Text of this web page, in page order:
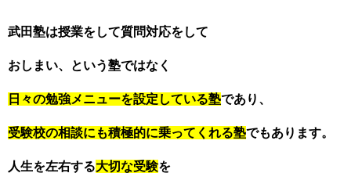
武田塾は授業をして質問対応をして
おしまい、という塾ではなく
日々の勉強メニューを設定している塾であり、
受験校の相談にも積極的に乗ってくれる塾でもあります。
人生を左右する大切な受験を